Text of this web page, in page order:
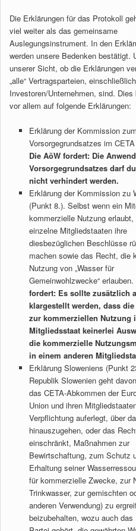
Die Erklärungen für das Protokoll
viel weiter als das gemeinsame
Auslegungsinstrument. In den
werden unsere Bedenken bestätigt.
unserer Sicht, ob die Erklärungen
„alle“ Vertragsparteien,
Investoren/Unternehmen, sind.
vor allem auf folgende Erklärungen:
Erklärung der Kommission
Vorsorgegrundsatzes im
Die AöW fordert: Die
Vorsorgegrundsatzes darf
nicht verhindert werden.
Erklärung der Kommission zu
(Punkt 8.). Selbst wenn ein
kommerzielle Nutzung erlaubt,
einzelne Mitgliedstaaten ihre
diesbezüglichen Beschlüsse
machen sowie das Recht, die
Nutzung von „Wasser für
Gemeinwohlzwecke“ erlauben.
fordert: Es sollte zusätzlich
klargestellt werden, dass
zur kommerziellen Nutzung
Mitgliedsstaat keinerlei
die kommerzielle
in einem anderen
Erklärung Sloweniens (Punkt
Republik Slowenien geht
das CETA-Abkommen der
Union und ihren
Verpflichtung auferlegt, über
hinauszugehen, oder das
einschränkt, Maßnahmen zur
Bewirtschaftung, zum Schutz
Erhaltung seiner
für kommerzielle Zwecke, zur
Trinkwasser, zur gemischten
anderen Verwendung) zu
beizubehalten, wozu auch das